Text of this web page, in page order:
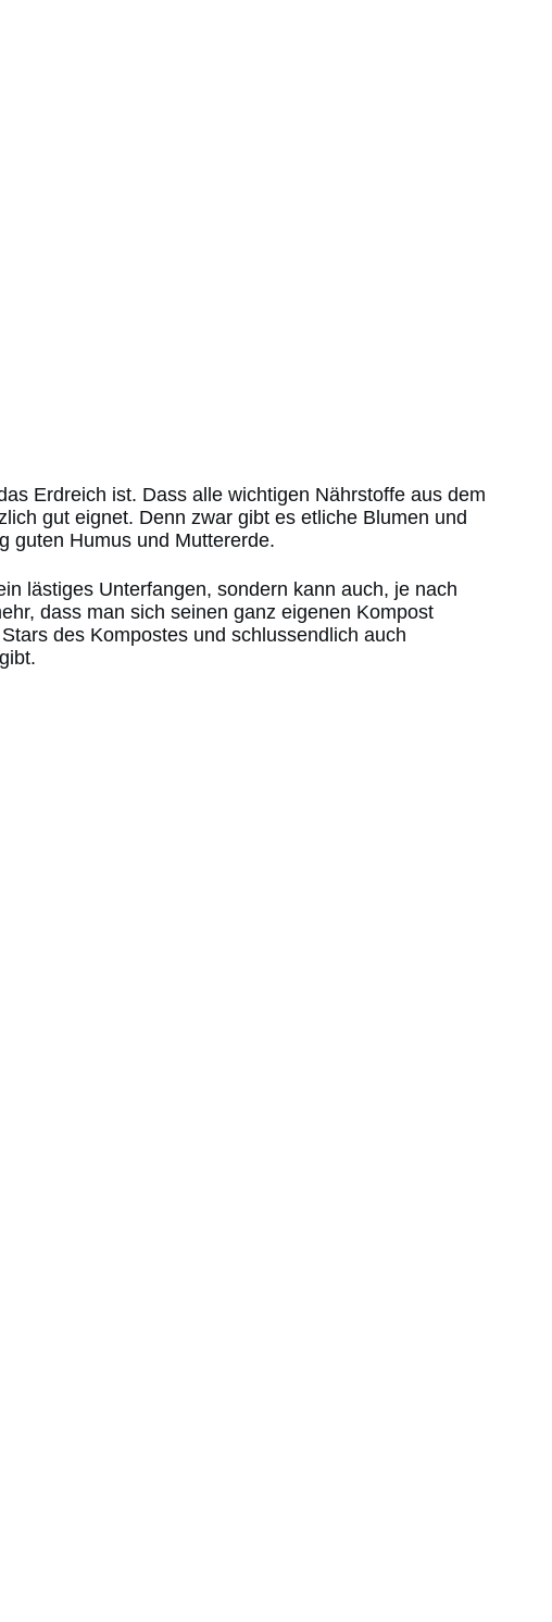
Erdreich ist. Dass alle wichtigen Nährstoffe aus dem
gut eignet. Denn zwar gibt es etliche Blumen und
guten Humus und Muttererde.
lästiges Unterfangen, sondern kann auch, je nach
dass man sich seinen ganz eigenen Kompost
des Kompostes und schlussendlich auch